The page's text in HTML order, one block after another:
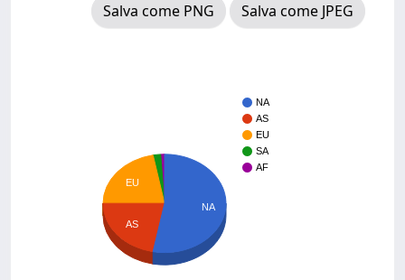
Salva come PNG
Salva come JPEG
NA
AS
EU
SA
AF
EU
AS
NA